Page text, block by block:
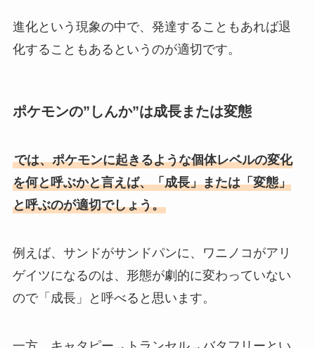
進化という現象の中で、発達することもあれば退
化することもあるというのが適切です。
ポケモンの”しんか”は成長または変態
では、ポケモンに起きるような個体レベルの変化
を何と呼ぶかと言えば、「成長」または「変態」
と呼ぶのが適切でしょう。
例えば、サンドがサンドパンに、ワニノコがアリ
ゲイツになるのは、形態が劇的に変わっていない
ので「成長」と呼べると思います。